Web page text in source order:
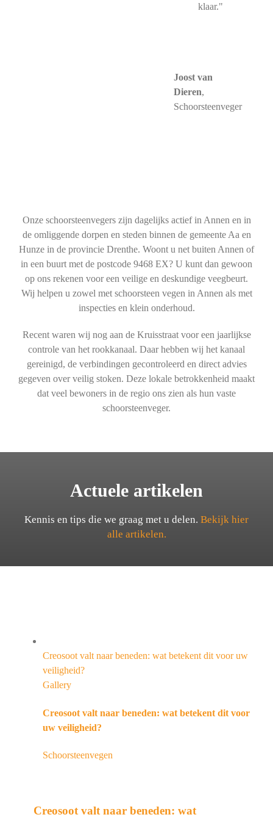
klaar."
Joost van
Dieren,
Schoorsteenveger
Onze schoorsteenvegers zijn dagelijks actief in Annen en in
de omliggende dorpen en steden binnen de gemeente Aa en
Hunze in de provincie Drenthe. Woont u net buiten Annen of
in een buurt met de postcode 9468 EX? U kunt dan gewoon
op ons rekenen voor een veilige en deskundige veegbeurt.
Wij helpen u zowel met schoorsteen vegen in Annen als met
inspecties en klein onderhoud.
Recent waren wij nog aan de Kruisstraat voor een jaarlijkse
controle van het rookkanaal. Daar hebben wij het kanaal
gereinigd, de verbindingen gecontroleerd en direct advies
gegeven over veilig stoken. Deze lokale betrokkenheid maakt
dat veel bewoners in de regio ons zien als hun vaste
schoorsteenveger.
Actuele artikelen
Kennis en tips die we graag met u delen. Bekijk hier
alle artikelen.
Creosoot valt naar beneden: wat betekent dit voor uw
veiligheid?
Gallery
Creosoot valt naar beneden: wat betekent dit voor
uw veiligheid?
Schoorsteenvegen
Creosoot valt naar beneden: wat